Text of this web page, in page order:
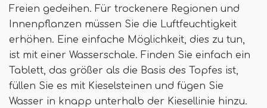
Freien gedeihen. Für trockenere Regionen und
Innenpflanzen müssen Sie die Luftfeuchtigkeit
erhöhen. Eine einfache Möglichkeit, dies zu tun,
ist mit einer Wasserschale. Finden Sie einfach ein
Tablett, das größer als die Basis des Topfes ist,
füllen Sie es mit Kieselsteinen und fügen Sie
Wasser in knapp unterhalb der Kiesellinie hinzu.